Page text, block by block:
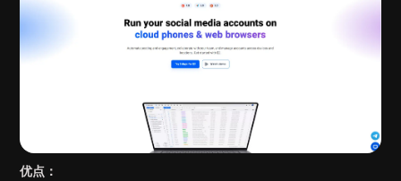
优点：